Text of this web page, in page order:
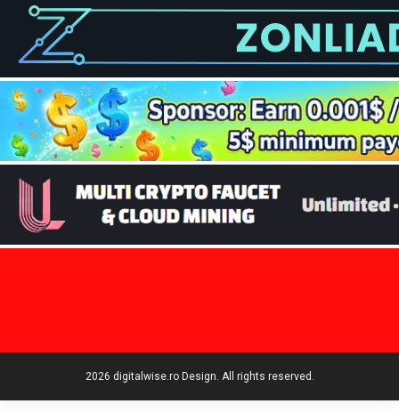
2026 digitalwise.ro Design. All rights reserved.